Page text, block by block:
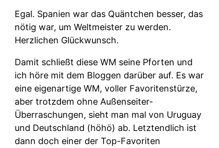
Egal. Spanien war das Quäntchen besser, das
nötig war, um Weltmeister zu werden.
Herzlichen Glückwunsch.
Damit schließt diese WM seine Pforten und
ich höre mit dem Bloggen darüber auf. Es war
eine eigenartige WM, voller Favoritenstürze,
aber trotzdem ohne Außenseiter-
Überraschungen, sieht man mal von Uruguay
und Deutschland (höhö) ab. Letztendlich ist
dann doch einer der Top-Favoriten